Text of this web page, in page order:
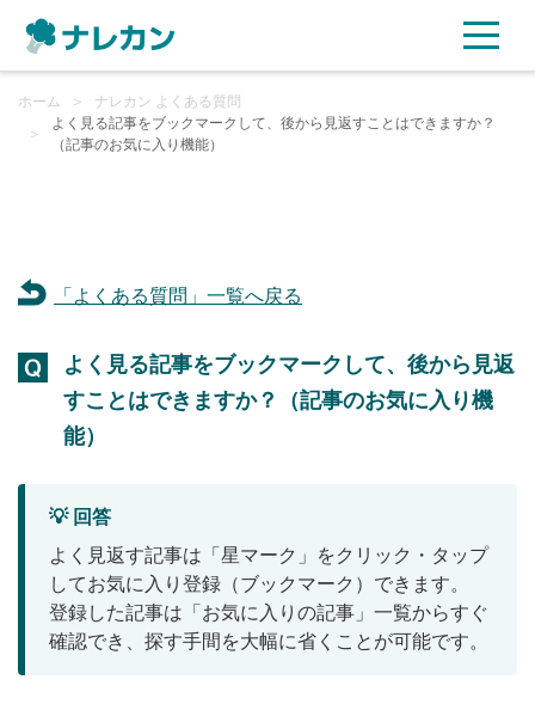
ご利用プラン
セキュリティ
充実サポート
よくある質問
無料トライアル
ログイン
ホーム ＞
ナレカン よくある質問
＞
よく見る記事をブックマークして、後から見返すことはできますか？
（記事のお気に入り機能）
「よくある質問」一覧へ戻る
よく見る記事をブックマークして、後から見返
すことはできますか？（記事のお気に入り機
能）
💡 回答
よく見返す記事は「星マーク」をクリック・タップ
してお気に入り登録（ブックマーク）できます。
登録した記事は「お気に入りの記事」一覧からすぐ
確認でき、探す手間を大幅に省くことが可能です。